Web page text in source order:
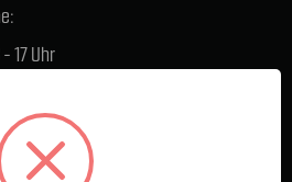
17 Uhr
- 15 Uhr